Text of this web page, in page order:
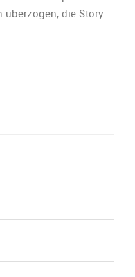
überzogen, die Story